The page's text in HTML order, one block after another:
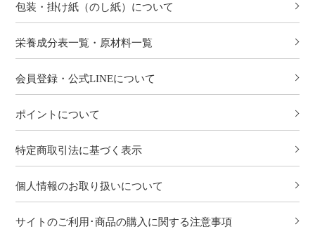
包装・掛け紙（のし紙）について
栄養成分表一覧・原材料一覧
会員登録・公式LINEについて
ポイントについて
特定商取引法に基づく表示
個人情報のお取り扱いについて
サイトのご利用･商品の購入に関する注意事項